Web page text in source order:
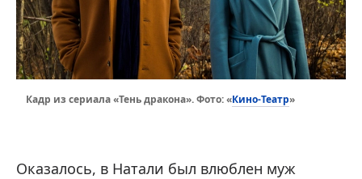
Кадр из сериала «Тень дракона». Фото: «Кино-Театр»
Оказалось, в Натали был влюблен муж